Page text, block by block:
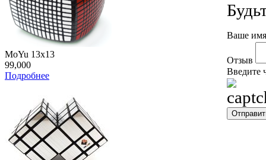
MoYu 13x13
99,000
Подробнее
Ваше
Отзыв
Введите